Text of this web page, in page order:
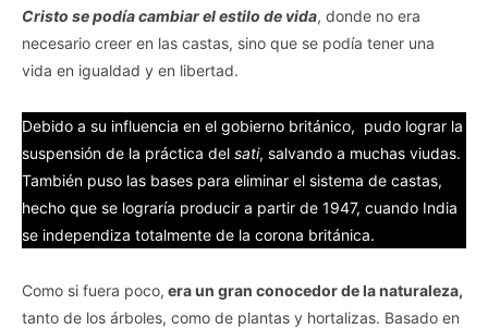
Cristo se podía cambiar el estilo de vida, donde no era
necesario creer en las castas, sino que se podía tener una
vida en igualdad y en libertad.
Debido a su influencia en el gobierno británico, pudo lograr la
suspensión de la práctica del sati, salvando a muchas viudas.
También puso las bases para eliminar el sistema de castas,
hecho que se lograría producir a partir de 1947, cuando India
se independiza totalmente de la corona británica.
Como si fuera poco, era un gran conocedor de la naturaleza,
tanto de los árboles, como de plantas y hortalizas. Basado en